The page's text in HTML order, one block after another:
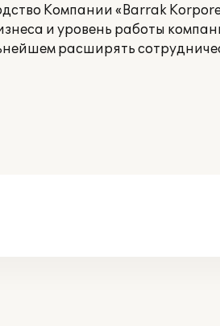
Компании «Barrak
и уровень работы
расширять